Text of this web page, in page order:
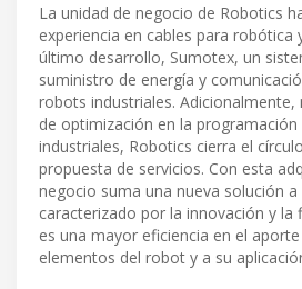
La unidad de negocio de Robotics
experiencia en cables para robótica
último desarrollo, Sumotex, un
suministro de energía y
robots industriales. Adicionalmente,
de optimización en la
industriales, Robotics cierra el
propuesta de servicios. Con esta
negocio suma una nueva solución
caracterizado por la innovación y la
es una mayor eficiencia en el
elementos del robot y a su